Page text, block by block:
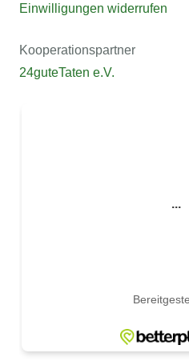
Einwilligungen widerrufen
Kooperationspartner
24guteTaten e.V.